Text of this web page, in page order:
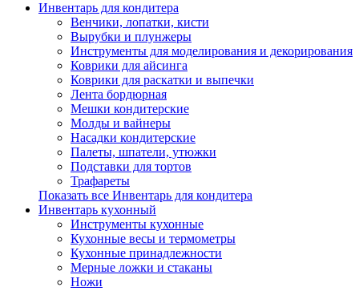
Инвентарь для кондитера
Венчики, лопатки, кисти
Вырубки и плунжеры
Инструменты для моделирования и декорирования
Коврики для айсинга
Коврики для раскатки и выпечки
Лента бордюрная
Мешки кондитерские
Молды и вайнеры
Насадки кондитерские
Палеты, шпатели, утюжки
Подставки для тортов
Трафареты
Показать все Инвентарь для кондитера
Инвентарь кухонный
Инструменты кухонные
Кухонные весы и термометры
Кухонные принадлежности
Мерные ложки и стаканы
Ножи